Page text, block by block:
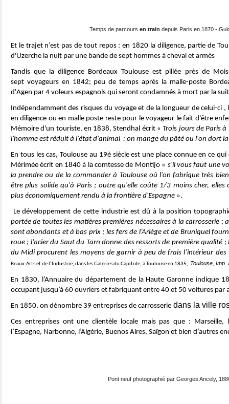
Temps de parcoursen train depuis Paris en 1870 -
Et le trajet n’est pas de tout repos : en 1820 la diligence, partie de
d'Uzerche la nuit par une bande de sept hommes à cheval et armés
Tandis que la diligence Bordeaux Toulouse est pillée près de
sept voyageurs en 1842; peu de temps après la malle-poste
d'Agen par 4 voleurs espagnols qui seront condamnés à mort par la
Indépendamment des risques du voyage et de la longueur de celui-ci
en diligence ou en malle poste reste pour le voyageur le fait d'être
Mémoire d'un touriste, en 1838, Stendhal écrit «Trois jours de Paris à
l'homme est réduit à l'état d'animal : on mange du pâté ou l'on dort
En tous les cas, Toulouse au 19è siècle est une place connue en ce
Mérimée écrit en 1840 à la comtesse de Montijo « s'il vous faut une
la prendre ou de la commander à Toulouse où l'on fabrique très
être plus solide qu'à Paris ; outre qu'elle coûte 1/3 moins cher,
plus économiquement rendu à la frontière d'Espagne ».
Le développement de cette industrie est dû à la position
portée de toutes les matières premières nécessaires à la carrosserie ;
sont abondants et à bas prix ; les fers de l’Ariège et de Bruniquel
roue ; l’acier du Saut du Tarn donne des ressorts de première qualité ;
du Midi procurent les moyens de garnir à peu de frais l’intérieur des
Beaux-Arts et de l’Industrie, dans les Galeries du Capitole, à Toulouse en 1835 Toulouse, Imp.
En 1830, l’Annuaire du département de la Haute Garonne indique
occupant jusqu’à 60 ouvriers et fabriquant entre 40 et 50 voitures par
En 1850, on dénombre 39 entreprises de carrosserie dans la ville
Ces entreprises ont une clientèle locale mais pas que : Marseille,
l’Espagne, Narbonne, l’Algérie, Buenos Aires, Saïgon et bien d’autres
Pont neuf photographié par Georges Ancely,